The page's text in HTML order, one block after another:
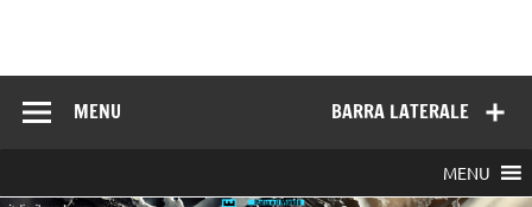
BARRA LATERALE
MENU
MENU